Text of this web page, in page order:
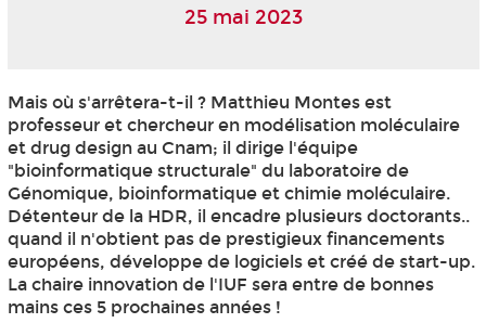
25 mai 2023
Mais où s'arrêtera-t-il ? Matthieu Montes est
professeur et chercheur en modélisation moléculaire
et drug design au Cnam; il dirige l'équipe
"bioinformatique structurale" du laboratoire de
Génomique, bioinformatique et chimie moléculaire.
Détenteur de la HDR, il encadre plusieurs doctorants..
quand il n'obtient pas de prestigieux financements
européens, développe de logiciels et créé de start-up.
La chaire innovation de l'IUF sera entre de bonnes
mains ces 5 prochaines années !